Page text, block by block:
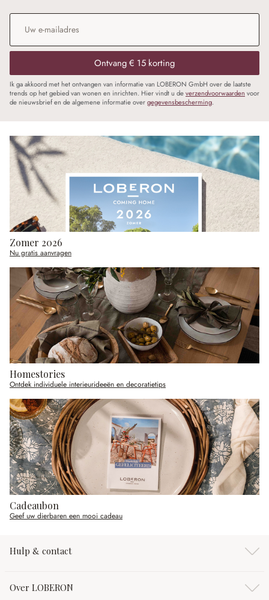
E-mailadres
Ontvang € 15 korting
Ik ga akkoord met het ontvangen van informatie van LOBERON GmbH over de laatste
trends op het gebied van wonen en inrichten. Hier vindt u deverzendvoorwaarden voor
de nieuwsbrief en de algemene informatie overgegevensbescherming.
Zomer 2026
Nu gratis aanvragen
Homestories
Ontdek individuele interieurideeën en decoratietips
Cadeaubon
Geef uw dierbaren een mooi cadeau
Hulp & contact
Over LOBERON